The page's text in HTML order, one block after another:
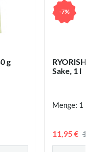
g
-7%
Sake, 1 l
Menge: 1
11,95 €